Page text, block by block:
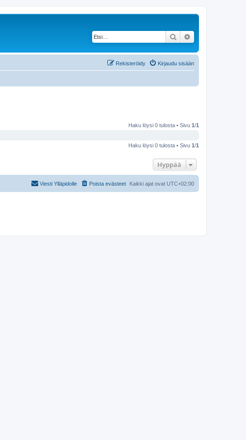
Etsi
Kirjaudu sisään
Rekisteröidy
Haku löysi 0 tulosta • Sivu 1/1
Haku löysi 0 tulosta • Sivu 1/1
Hyppää
Kaikki ajat ovat UTC+02:00
Poista evästeet
Viesti Ylläpidolle